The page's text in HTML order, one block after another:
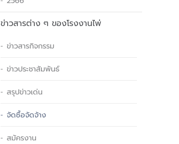
ข่าวสารต่าง ๆ ของโรงงานไพ่
ข่าวสารกิจกรรม
ข่าวประชาสัมพันธ์
สรุปข่าวเด่น
จัดซื้อจัดจ้าง
สมัครงาน